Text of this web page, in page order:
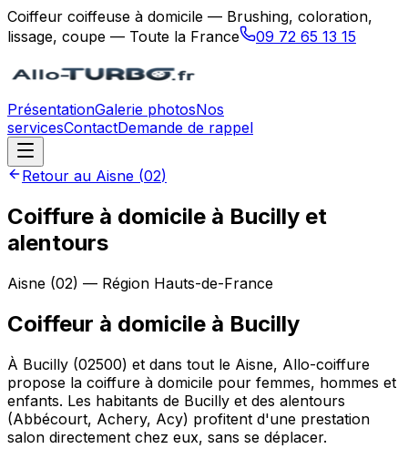
Coiffeur coiffeuse à domicile — Brushing, coloration,
lissage, coupe — Toute la France
09 72 65 13 15
PrésentationGalerie photosNos
servicesContactDemande de rappel
Retour au Aisne (02)
Coiffure à domicile à Bucilly et
alentours
Aisne (02) — Région Hauts-de-France
Coiffeur à domicile à Bucilly
À Bucilly (02500) et dans tout le Aisne, Allo-coiffure
propose la coiffure à domicile pour femmes, hommes et
enfants. Les habitants de Bucilly et des alentours
(Abbécourt, Achery, Acy) profitent d'une prestation
salon directement chez eux, sans se déplacer.